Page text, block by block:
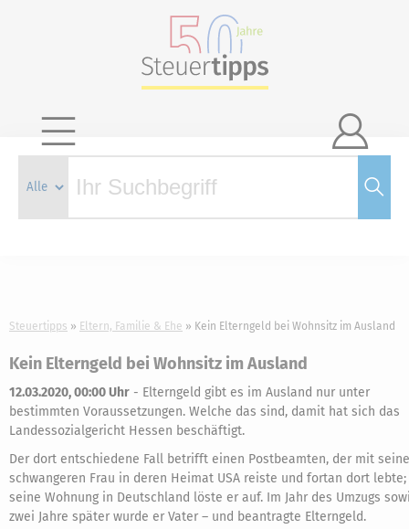

Steuertipps Eltern, Familie & Ehe Kein Elterngeld bei Wohnsitz im Ausland
Kein Elterngeld bei Wohnsitz im Ausland
12.03.2020, 00:00 Uhr - Elterngeld gibt es im Ausland nur unter
bestimmten Voraussetzungen. Welche das sind, damit hat sich das
Landessozialgericht Hessen beschäftigt.
Der dort entschiedene Fall betrifft einen Postbeamten, der mit
schwangeren Frau in deren Heimat USA reiste und fortan dort lebte;
seine Wohnung in Deutschland löste er auf. Im Jahr des Umzugs
zwei Jahre später wurde er Vater – und beantragte Elterngeld.